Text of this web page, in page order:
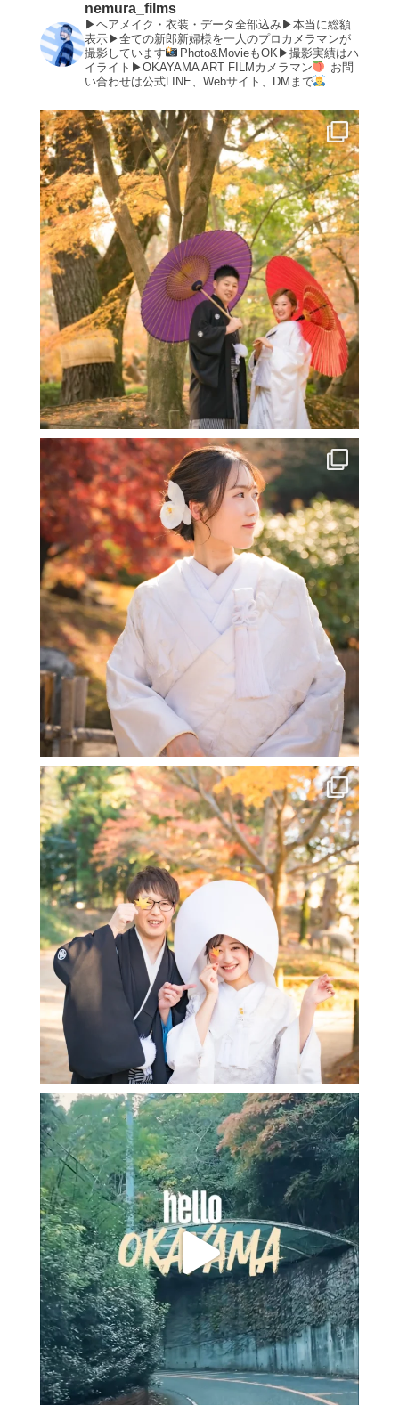
nemura_films
▶︎ヘアメイク・衣装・データ全部込み▶︎本当に総額
表示▶︎全ての新郎新婦様を一人のプロカメラマンが
撮影しています
Photo&MovieもOK▶︎撮影実績はハ
イライト▶︎OKAYAMA ART FILMカメラマン
お問
い合わせは公式LINE、Webサイト、DMまで